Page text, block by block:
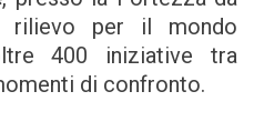
rilievo per il mondo
400 iniziative tra
di confronto.